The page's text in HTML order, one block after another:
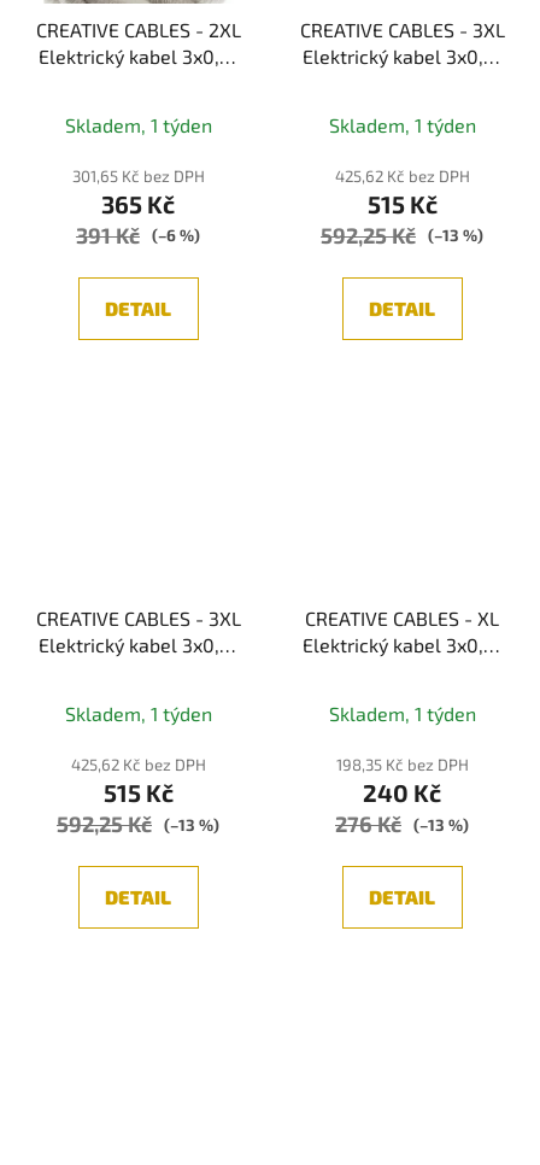
CREATIVE CABLES - 2XL
Elektrický kabel 3x0,75
(bílá/šedá)
Skladem, 1 týden
301,65 Kč bez DPH
365 Kč
391 Kč (–6 %)
DETAIL
CREATIVE CABLES - 3XL
Elektrický kabel 3x0,75
Skladem, 1 týden
425,62 Kč bez DPH
515 Kč
592,25 Kč (–13 %)
DETAIL
CREATIVE CABLES - 3XL
Elektrický kabel 3x0,75
(bílá/šedá)
Skladem, 1 týden
425,62 Kč bez DPH
515 Kč
592,25 Kč (–13 %)
DETAIL
CREATIVE CABLES - XL
Elektrický kabel 3x0,75
(bílá/šedá)
Skladem, 1 týden
198,35 Kč bez DPH
240 Kč
276 Kč (–13 %)
DETAIL